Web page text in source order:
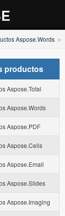
Aspose.Words
productos
Aspose.Total
Aspose.Words
Aspose.PDF
Aspose.Cells
Aspose.Email
Aspose.Slides
Aspose.Imaging